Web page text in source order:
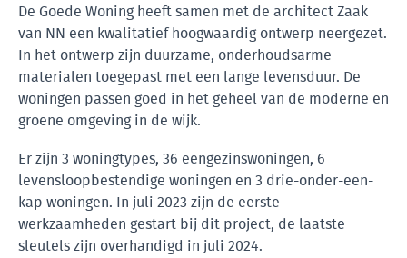
De Goede Woning heeft samen met de architect Zaak
van NN een kwalitatief hoogwaardig ontwerp neergezet.
In het ontwerp zijn duurzame, onderhoudsarme
materialen toegepast met een lange levensduur. De
woningen passen goed in het geheel van de moderne en
groene omgeving in de wijk.
Er zijn 3 woningtypes, 36 eengezinswoningen, 6
levensloopbestendige woningen en 3 drie-onder-een-
kap woningen. In juli 2023 zijn de eerste
werkzaamheden gestart bij dit project, de laatste
sleutels zijn overhandigd in juli 2024.